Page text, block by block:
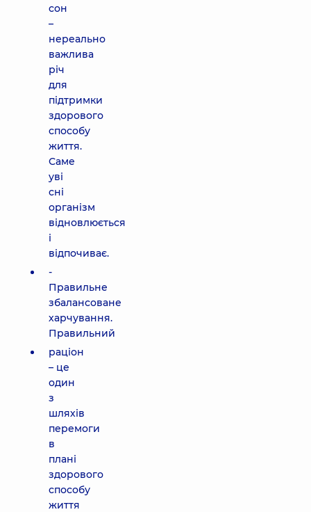
сон
–
нереально
важлива
річ
для
підтримки
здорового
способу
життя.
Саме
уві
сні
організм
відновлюється
і
відпочиває.
-
Правильне
збалансоване
харчування.
Правильний
раціон
– це
один
з
шляхів
перемоги
в
плані
здорового
способу
життя